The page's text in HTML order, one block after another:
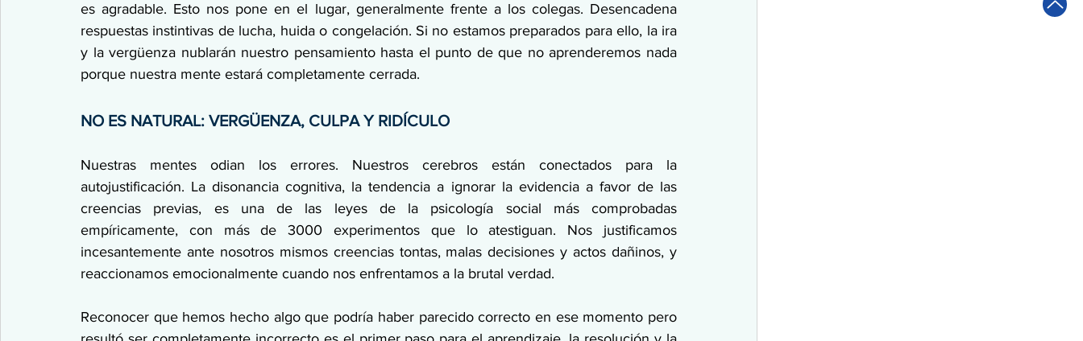
es agradable. Esto nos pone en el lugar, generalmente frente a los colegas. Desencadena
respuestas instintivas de lucha, huida o congelación. Si no estamos preparados para ello, la ira
y la vergüenza nublarán nuestro pensamiento hasta el punto de que no aprenderemos nada
porque nuestra mente estará completamente cerrada.
NO ES NATURAL: VERGÜENZA, CULPA Y RIDÍCULO
Nuestras mentes odian los errores. Nuestros cerebros están conectados para la
autojustificación. La disonancia cognitiva, la tendencia a ignorar la evidencia a favor de las
creencias previas, es una de las leyes de la psicología social más comprobadas
empíricamente, con más de 3000 experimentos que lo atestiguan. Nos justificamos
incesantemente ante nosotros mismos creencias tontas, malas decisiones y actos dañinos, y
reaccionamos emocionalmente cuando nos enfrentamos a la brutal verdad.
Reconocer que hemos hecho algo que podría haber parecido correcto en ese momento pero